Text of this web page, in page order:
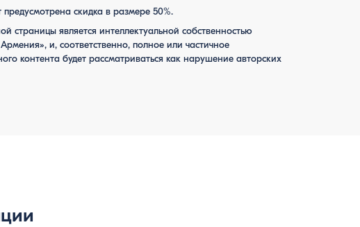
предусмотрена скидка в размере 50%.
страницы является интеллектуальной собственностью
и, соответственно, полное или частичное
контента будет рассматриваться как нарушение авторских